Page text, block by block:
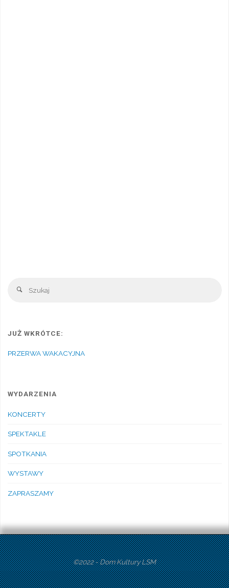
Szukaj
JUŻ WKRÓTCE:
PRZERWA WAKACYJNA
WYDARZENIA
KONCERTY
SPEKTAKLE
SPOTKANIA
WYSTAWY
ZAPRASZAMY
©2022 - Dom Kultury LSM